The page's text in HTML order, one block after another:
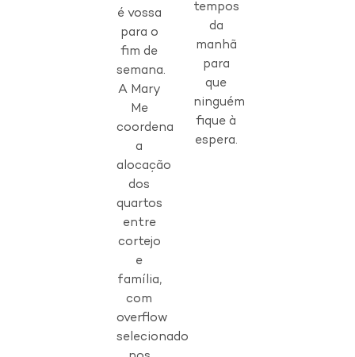
é vossa
para o
fim de
semana.
A Mary
Me
coordena
a
alocação
dos
quartos
entre
cortejo
e
família,
com
overflow
selecionado
tempos
da
manhã
para
que
ninguém
fique à
espera.